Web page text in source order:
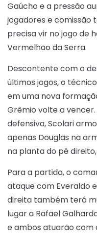
Gaúcho e a pressão
jogadores e comissão
precisa vir no jogo de
Vermelhão da Serra.
Descontente com o
últimos jogos, o
em uma nova
Grêmio volte a
defensiva, Scolari
apenas Douglas na
na planta do pé
Para a partida, o
ataque com Everaldo
direita também terá
lugar a Rafael
e ambos atuarão com